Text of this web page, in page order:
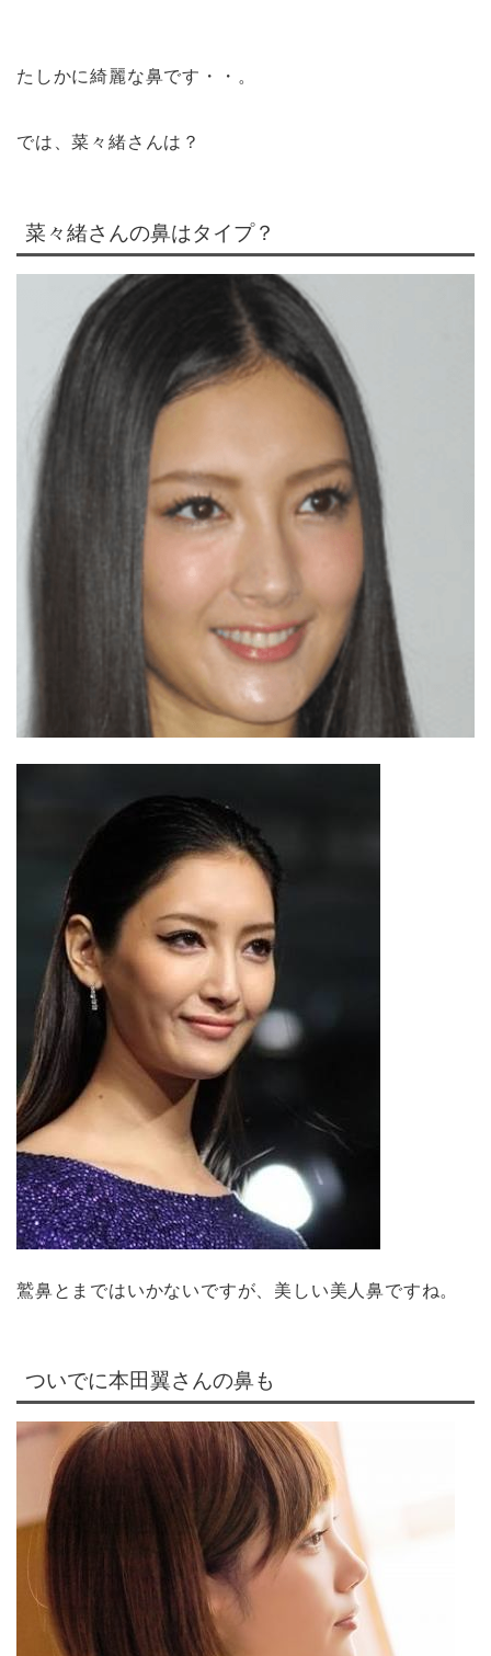
たしかに綺麗な鼻です・・。
では、菜々緒さんは？
菜々緒さんの鼻はタイプ？
鷲鼻とまではいかないですが、美しい美人鼻ですね。
ついでに本田翼さんの鼻も